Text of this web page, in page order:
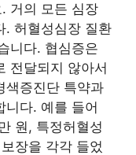
거의 모든 심장
. 허혈성심장 질환
니다. 협심증은
전달되지 않아서
색증진단 특약과
니다. 예를 들어
원, 특정허혈성
장을 각각 들었